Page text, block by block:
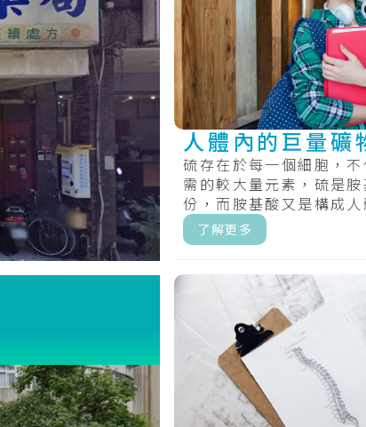
人體內的巨量礦
硫存在於每一個細胞，不
需的較大量元素，硫是
份，而胺基酸又是構成
礎物質。而且有助於維護
及指甲的.....
了解更多